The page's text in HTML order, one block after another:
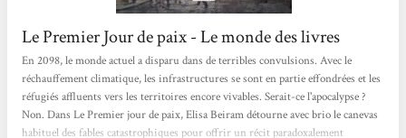
Le Premier Jour de paix - Le monde des livres
En 2098, le monde actuel a disparu dans de terribles convulsions. Avec le
réchauffement climatique, les infrastructures se sont en partie effondrées et les
réfugiés affluents vers les territoires encore vivables. Serait-ce l'apocalypse ?
Non. Dans Le Premier jour de paix, Elisa Beiram détourne avec brio le canevas
habituel des fables catastrophiques pour offrir un récit paradoxalement